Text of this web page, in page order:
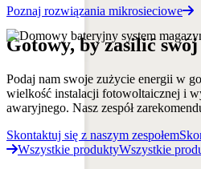
Poznaj rozwiązania mikrosieciowe
Gotowy, by zasilić
Podaj nam swoje zużycie energii w
wielkość instalacji fotowoltaicznej i
awaryjnego. Nasz zespół
Skontaktuj się z naszym zespołem
Wszystkie produktyWszystkie